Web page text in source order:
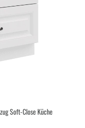
Soft-Close Küche